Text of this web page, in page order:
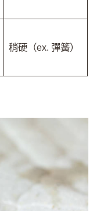
稍硬（ex. 彈簧）